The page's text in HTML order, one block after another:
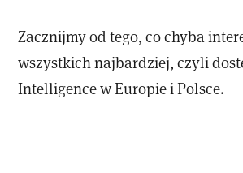
Zacznijmy od tego, co chyba
wszystkich najbardziej, czyli
Intelligence w Europie i Polsce.